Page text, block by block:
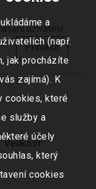
uživatelé.
Přihlásit
Velikost
a
(např.
jak procházíte
zajímá). K
cookies, které
služby a
účely
který
cookies